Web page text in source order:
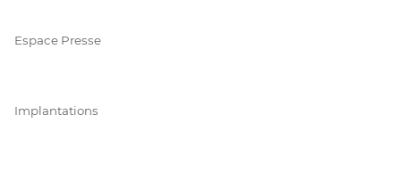
Espace Presse
Implantations